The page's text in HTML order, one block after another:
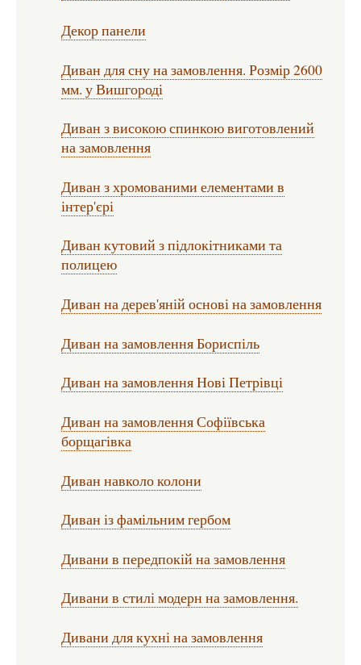
Декор панели
Диван для сну на замовлення. Розмір 2600
мм. у Вишгороді
Диван з високою спинкою виготовлений
на замовлення
Диван з хромованими елементами в
інтер'єрі
Диван кутовий з підлокітниками та
полицею
Диван на дерев'яній основі на замовлення
Диван на замовлення Бориспіль
Диван на замовлення Нові Петрівці
Диван на замовлення Софіївська
борщагівка
Диван навколо колони
Диван із фамільним гербом
Дивани в передпокій на замовлення
Дивани в стилі модерн на замовлення.
Дивани для кухні на замовлення